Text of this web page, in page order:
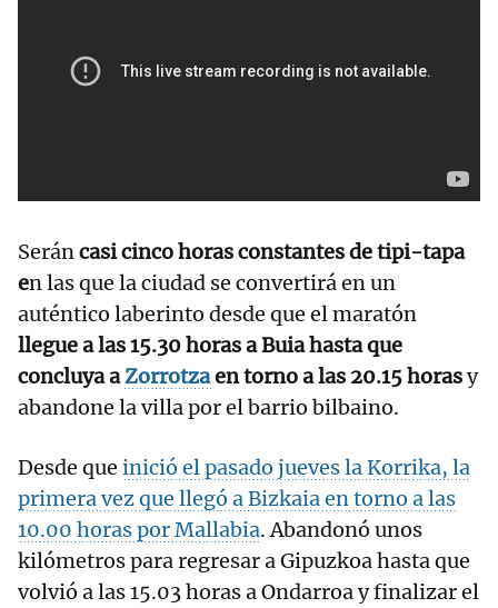
Seráncasi cinco horas constantes de tipi-tapa
en las que la ciudad se convertirá en un
auténtico laberinto desde que el maratón
llegue a las 15.30 horas a Buia hasta que
concluya aZorrotzaen torno a las 20.15 horasy
abandone la villa por el barrio bilbaino.
Desde que inició el pasado jueves la Korrika, la
primera vez que llegó a Bizkaia en torno a las
10.00 horas por Mallabia. Abandonó unos
kilómetros para regresar a Gipuzkoa hasta que
volvió a las 15.03 horas a Ondarroa y finalizar el